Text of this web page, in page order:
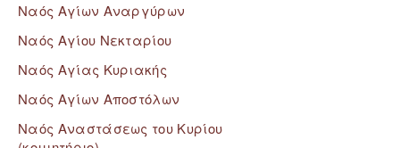
Ναός Αγίων Αναργύρων
Ναός Αγίου Νεκταρίου
Ναός Αγίας Κυριακής
Ναός Αγίων Αποστόλων
Ναός Αναστάσεως του Κυρίου